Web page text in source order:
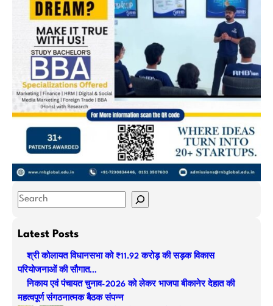
S
aLatest Posts
श्री कोलायत विधानसभा को ₹11.92 करोड़ की सड़क विकास
परियोजनाओं की सौगात…
निकाय एवं पंचायत चुनाव-2026 को लेकर भाजपा बीकानेर देहात की
महत्वपूर्ण संगठनात्मक बैठक संपन्न